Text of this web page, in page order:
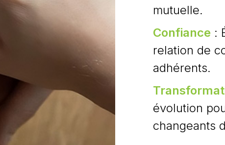
mutuelle.
Confiance :
relation de
adhérents.
évolution
changeants